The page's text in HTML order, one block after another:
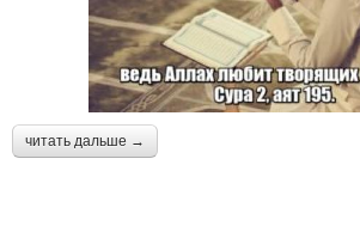
читать дальше →